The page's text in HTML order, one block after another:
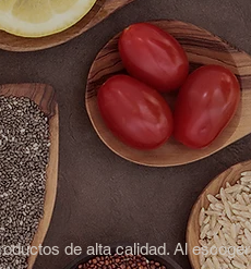
de alta calidad. Al escoger